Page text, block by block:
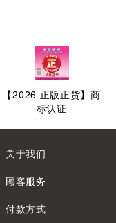
【2026 正版正货】商
标认证
关于我们
顾客服务
付款方式